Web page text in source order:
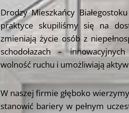
Drodzy Mieszkańcy
praktyce skupiliśmy się na
zmieniają życie osób z
schodołazach –
wolność ruchu i umożliwiają
W naszej firmie głęboko
stanowić bariery w pełnym